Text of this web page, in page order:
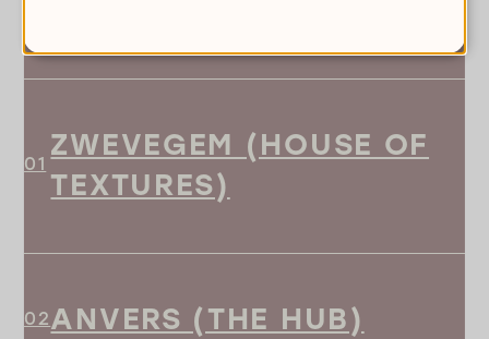
ZWEVEGEM (HOUSE OF
TEXTURES)
ANVERS (THE HUB)